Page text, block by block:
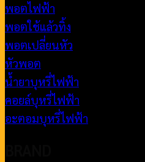
พอตไฟฟ้า
พอตใช้แล้วทิ้ง
พอตเปลี่ยนหัว
หัวพอต
น้ำยาบุหรี่ไฟฟ้า
คอยล์บุหรี่ไฟฟ้า
อะตอมบุหรี่ไฟฟ้า